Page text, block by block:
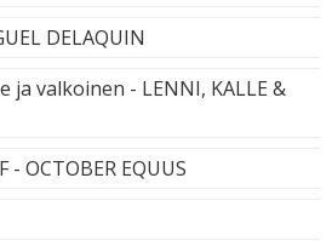
DELAQUIN
ja valkoinen - LENNI, KALLE &
- OCTOBER EQUUS